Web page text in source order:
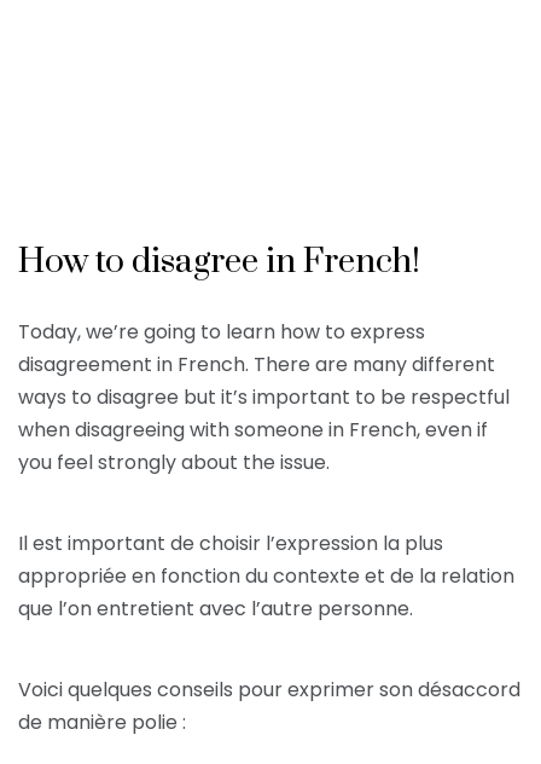
How to disagree in French!
Today, we’re going to learn how to express
disagreement in French. There are many different
ways to disagree but it’s important to be respectful
when disagreeing with someone in French, even if
you feel strongly about the issue.
Il est important de choisir l’expression la plus
appropriée en fonction du contexte et de la relation
que l’on entretient avec l’autre personne.
Voici quelques conseils pour exprimer son désaccord
de manière polie :